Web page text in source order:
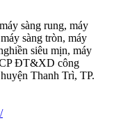
sàng rung, máy
sàng tròn, máy
siêu mịn, máy
ĐT&XD công
Thanh Trì, TP.